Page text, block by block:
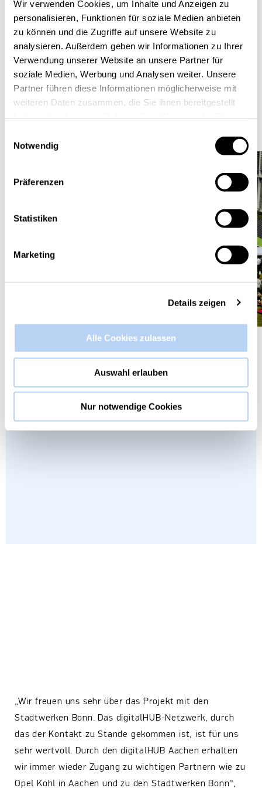
Wir verwenden Cookies, um Inhalte und Anzeigen zu
personalisieren, Funktionen für soziale Medien anbieten
zu können und die Zugriffe auf unsere Website zu
analysieren. Außerdem geben wir Informationen zu Ihrer
Verwendung unserer Website an unsere Partner für
soziale Medien, Werbung und Analysen weiter. Unsere
Partner führen diese Informationen möglicherweise mit
weiteren Daten zusammen, die Sie ihnen bereitgestellt
Notwendig
Präferenzen
Statistiken
Marketing
Details zeigen
Alle Cookies zulassen
Auswahl erlauben
Nur notwendige Cookies
Der Digital Hub Region Bonn stellte dabei aktiv den
Kontakt zwischen den Stadtwerken und MOQO her.
Bei der Umsetzung einer neuen Mobilitätsstrategie
erinnerte sich nun ein Jahr später einer der
Innovationsmanager der Stadtwerke Bonn an das
Aachener Startup und nahm den Kontakt auf.
Networking auf dem SUMMER SLAM Festival
2019
„Wir freuen uns sehr über das Projekt mit den
Stadtwerken Bonn. Das digitalHUB-Netzwerk, durch
das der Kontakt zu Stande gekommen ist, ist für uns
sehr wertvoll. Durch den digitalHUB Aachen erhalten
wir immer wieder Zugang zu wichtigen Partnern wie zu
Opel Kohl in Aachen und zu den Stadtwerken Bonn“,